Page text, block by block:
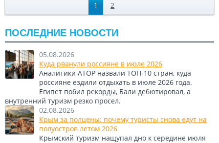
1 2
ПОСЛЕДНИЕ НОВОСТИ
05.08.2026
Куда рванули россияне в июле 2026
Аналитики АТОР назвали ТОП-10 стран, куда
россияне ездили отдыхать в июле 2026 года.
Египет побил рекорды, Бали дебютировал, а
внутренний туризм резко просел.
02.08.2026
Крым за полцены: почему туристы снова едут на
полуостров летом 2026
Крымский туризм нащупал дно к середине июля